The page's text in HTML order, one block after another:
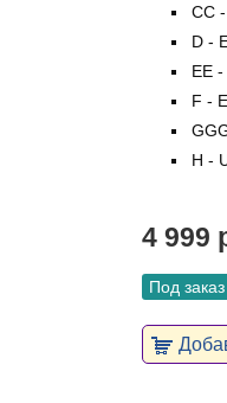
CC
D -
EE
F -
H -
4 999
Под заказ